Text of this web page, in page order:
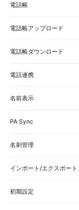
電話帳
電話帳アップロード
電話帳ダウンロード
電話連携
名前表示
PA Sync
名刺管理
インポート/エクスポート
初期設定